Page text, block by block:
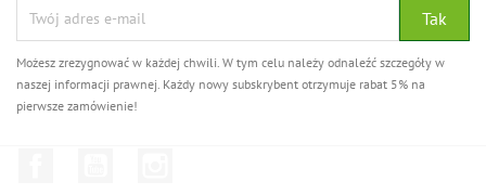
Możesz zrezygnować w każdej chwili. W tym celu należy odnaleźć szczegóły w
naszej informacji prawnej. Każdy nowy subskrybent otrzymuje rabat 5% na
pierwsze zamówienie!